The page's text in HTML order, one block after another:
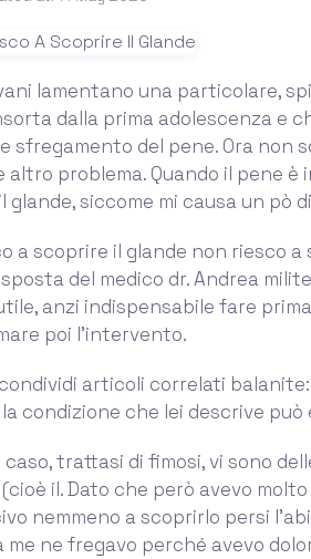
lamentano una particolare,
dalla prima adolescenza e
sfregamento del pene. Ora non
altro problema. Quando il pene
glande, siccome mi causa un pò
a scoprire il glande non riesco
del medico dr. Andrea
anzi indispensabile fare
poi l'intervento.
articoli correlati
condizione che lei descrive
caso, trattasi di fimosi, vi sono
il. Dato che però avevo
nemmeno a scoprirlo persi
me ne fregavo perché avevo